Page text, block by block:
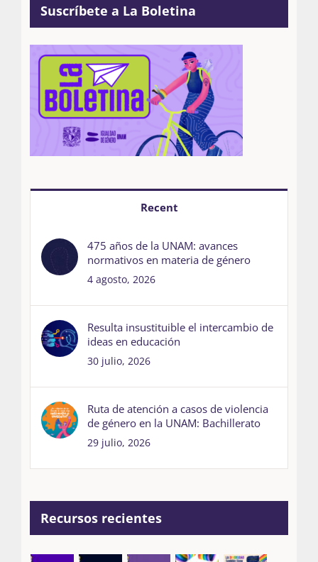
Suscríbete a La Boletina
Recent
475 años de la UNAM: avances
normativos en materia de género
4 agosto, 2026
Resulta insustituible el intercambio de
ideas en educación
30 julio, 2026
Ruta de atención a casos de violencia
de género en la UNAM: Bachillerato
29 julio, 2026
Recursos recientes